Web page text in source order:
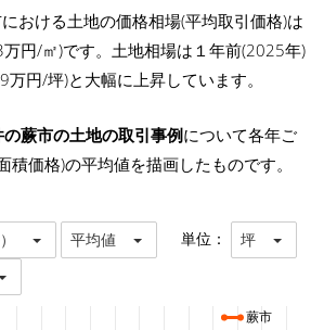
おける土地の価格相場(平均取引価格)は
円/㎡)です。土地相場は１年前(2025年)
万円/坪)と大幅に上昇しています。
蕨市の土地の取引事例について各年ご
積価格)の平均値を描画したものです。
平均値 単位： 坪
蕨市